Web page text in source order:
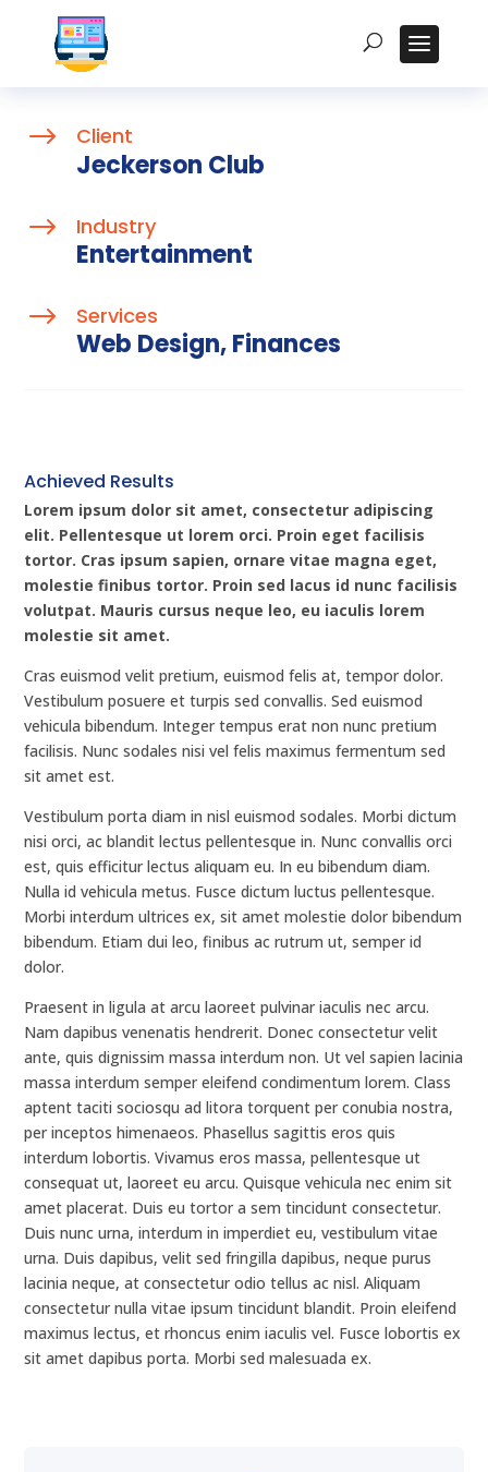
$ Client
Jeckerson Club
$ Industry
Entertainment
$ Services
Web Design, Finances
Achieved Results
Lorem ipsum dolor sit amet, consectetur adipiscing
elit. Pellentesque ut lorem orci. Proin eget facilisis
tortor. Cras ipsum sapien, ornare vitae magna eget,
molestie finibus tortor. Proin sed lacus id nunc facilisis
volutpat. Mauris cursus neque leo, eu iaculis lorem
molestie sit amet.
Cras euismod velit pretium, euismod felis at, tempor dolor.
Vestibulum posuere et turpis sed convallis. Sed euismod
vehicula bibendum. Integer tempus erat non nunc pretium
facilisis. Nunc sodales nisi vel felis maximus fermentum sed
sit amet est.
Vestibulum porta diam in nisl euismod sodales. Morbi dictum
nisi orci, ac blandit lectus pellentesque in. Nunc convallis orci
est, quis efficitur lectus aliquam eu. In eu bibendum diam.
Nulla id vehicula metus. Fusce dictum luctus pellentesque.
Morbi interdum ultrices ex, sit amet molestie dolor bibendum
bibendum. Etiam dui leo, finibus ac rutrum ut, semper id
dolor.
Praesent in ligula at arcu laoreet pulvinar iaculis nec arcu.
Nam dapibus venenatis hendrerit. Donec consectetur velit
ante, quis dignissim massa interdum non. Ut vel sapien lacinia
massa interdum semper eleifend condimentum lorem. Class
aptent taciti sociosqu ad litora torquent per conubia nostra,
per inceptos himenaeos. Phasellus sagittis eros quis
interdum lobortis. Vivamus eros massa, pellentesque ut
consequat ut, laoreet eu arcu. Quisque vehicula nec enim sit
amet placerat. Duis eu tortor a sem tincidunt consectetur.
Duis nunc urna, interdum in imperdiet eu, vestibulum vitae
urna. Duis dapibus, velit sed fringilla dapibus, neque purus
lacinia neque, at consectetur odio tellus ac nisl. Aliquam
consectetur nulla vitae ipsum tincidunt blandit. Proin eleifend
maximus lectus, et rhoncus enim iaculis vel. Fusce lobortis ex
sit amet dapibus porta. Morbi sed malesuada ex.